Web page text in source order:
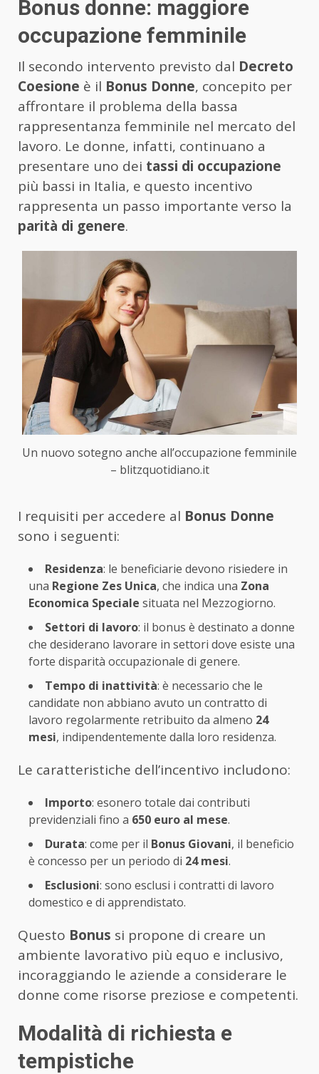
Bonus donne: maggiore
occupazione femminile
Il secondo intervento previsto dal Decreto
Coesione è il Bonus Donne, concepito per
affrontare il problema della bassa
rappresentanza femminile nel mercato del
lavoro. Le donne, infatti, continuano a
presentare uno dei tassi di occupazione
più bassi in Italia, e questo incentivo
rappresenta un passo importante verso la
parità di genere.
Un nuovo sotegno anche all’occupazione femminile
– blitzquotidiano.it
I requisiti per accedere al Bonus Donne
sono i seguenti:
Residenza: le beneficiarie devono risiedere in
una Regione Zes Unica, che indica una Zona
Economica Speciale situata nel Mezzogiorno.
Settori di lavoro: il bonus è destinato a donne
che desiderano lavorare in settori dove esiste una
forte disparità occupazionale di genere.
Tempo di inattività: è necessario che le
candidate non abbiano avuto un contratto di
lavoro regolarmente retribuito da almeno 24
mesi, indipendentemente dalla loro residenza.
Le caratteristiche dell’incentivo includono:
Importo: esonero totale dai contributi
previdenziali fino a 650 euro al mese.
Durata: come per il Bonus Giovani, il beneficio
è concesso per un periodo di 24 mesi.
Esclusioni: sono esclusi i contratti di lavoro
domestico e di apprendistato.
Questo Bonus si propone di creare un
ambiente lavorativo più equo e inclusivo,
incoraggiando le aziende a considerare le
donne come risorse preziose e competenti.
Modalità di richiesta e
tempistiche